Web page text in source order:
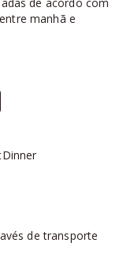
manhã e
de transporte